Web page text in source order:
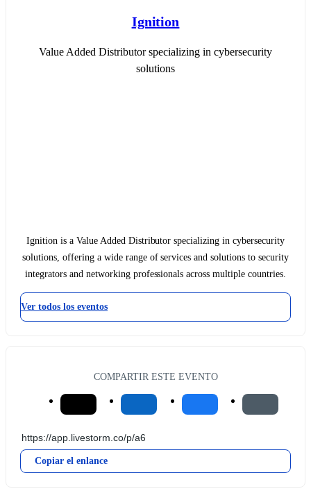
Ignition
Value Added Distributor specializing in cybersecurity
solutions
Ignition is a Value Added Distributor specializing in cybersecurity
solutions, offering a wide range of services and solutions to security
integrators and networking professionals across multiple countries.
Ver todos los eventos
COMPARTIR ESTE EVENTO
Copiar el enlance